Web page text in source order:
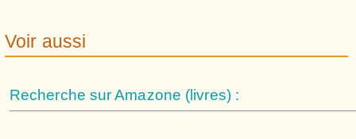
Voir aussi
Recherche sur Amazone (livres) :